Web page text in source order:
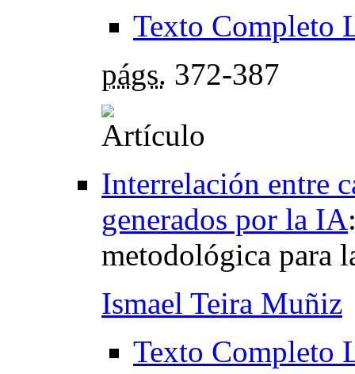
Texto Completo
págs. 372-387
Interrelación entre
generados por la IA
metodológica para
Ismael Teira Muñiz
Texto Completo